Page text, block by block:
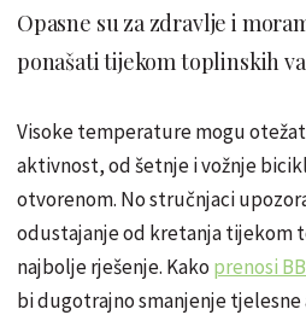
Opasne su za zdravlje i
ponašati tijekom toplinskih
Visoke temperature mogu
aktivnost, od šetnje i vožnje
otvorenom. No stručnjaci
odustajanje od kretanja tijekom
najbolje rješenje. Kako prenosi
bi dugotrajno smanjenje